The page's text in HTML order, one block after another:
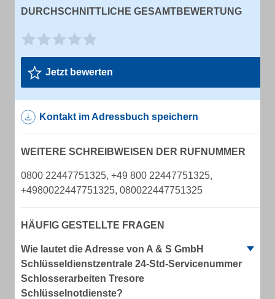
DURCHSCHNITTLICHE GESAMTBEWERTUNG
Jetzt bewerten
Kontakt im Adressbuch speichern
WEITERE SCHREIBWEISEN DER RUFNUMMER
0800 22447751325, +49 800 22447751325,
+4980022447751325, 080022447751325
HÄUFIG GESTELLTE FRAGEN
Wie lautet die Adresse von A & S GmbH
Schlüsseldienstzentrale 24-Std-Servicenummer
Schlosserarbeiten Tresore
Schlüsselnotdienste?